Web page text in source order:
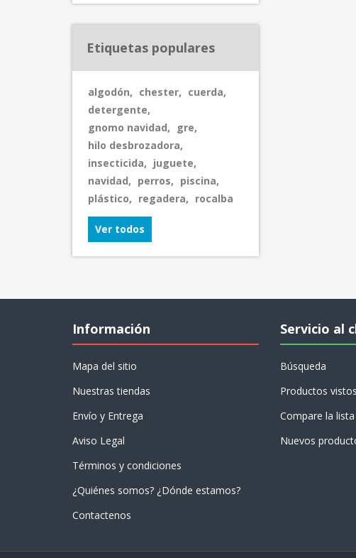
Etiquetas populares
algodón, chester, cuerda,
detergente,
gnomo navidad, gre,
hilo desbrozadora,
insecticida, juguete,
navidad, perros, piscina,
plástico, regadera, rocalba
Ver todos
Información
Mapa del sitio
Nuestras tiendas
Envío y Entrega
Aviso Legal
Términos y condiciones
¿Quiénes somos? ¿Dónde estamos?
Contactenos
Servicio al
Búsqueda
Productos
Compare la
Nuevos